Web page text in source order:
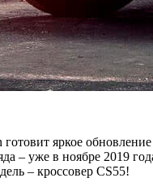
яркое обновление
– уже в ноябре 2019
– кроссовер CS55!